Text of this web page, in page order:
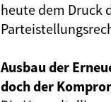
heute dem Druck
Ausbau der
doch der